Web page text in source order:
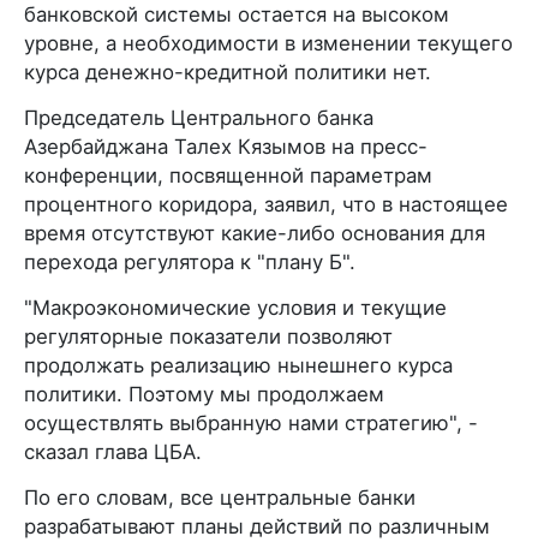
банковской системы остается на высоком
уровне, а необходимости в изменении текущего
курса денежно-кредитной политики нет.
Председатель Центрального банка
Азербайджана Талех Кязымов на пресс-
конференции, посвященной параметрам
процентного коридора, заявил, что в настоящее
время отсутствуют какие-либо основания для
перехода регулятора к "плану Б".
"Макроэкономические условия и текущие
регуляторные показатели позволяют
продолжать реализацию нынешнего курса
политики. Поэтому мы продолжаем
осуществлять выбранную нами стратегию", -
сказал глава ЦБА.
По его словам, все центральные банки
разрабатывают планы действий по различным